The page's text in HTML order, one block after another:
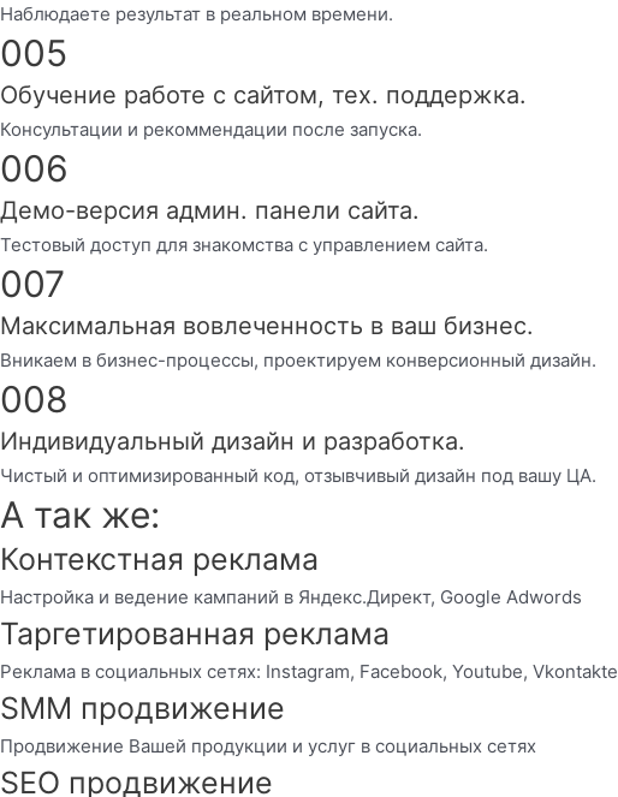
Наблюдаете результат в реальном времени.
005
Обучение работе с сайтом, тех. поддержка.
Консультации и рекоммендации после запуска.
006
Демо-версия админ. панели сайта.
Тестовый доступ для знакомства с управлением сайта.
007
Максимальная вовлеченность в ваш бизнес.
Вникаем в бизнес-процессы, проектируем конверсионный дизайн.
008
Индивидуальный дизайн и разработка.
Чистый и оптимизированный код, отзывчивый дизайн под вашу ЦА.
А так же:
Контекстная реклама
Настройка и ведение кампаний в Яндекс.Директ, Google Adwords
Таргетированная реклама
Реклама в социальных сетях: Instagram, Facebook, Youtube, Vkontakte
SMM продвижение
Продвижение Вашей продукции и услуг в социальных сетях
SEO продвижение